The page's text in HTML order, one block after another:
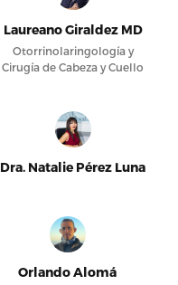
Laureano Giraldez MD
Otorrinolaringología y
Cirugía de Cabeza y Cuello
Dra. Natalie Pérez Luna
Orlando Alomá